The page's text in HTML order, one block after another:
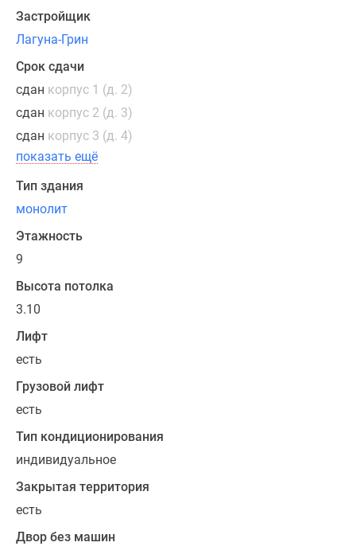
на
км
автомагистрали
«Балтия»,
возле
Бузланово,
в
11
МКАД.
монолитных
зданиях
запроектированы
разных
типов:
от
однокомнатных
до
просторных
четырёхкомнатных
двухуровневых
Застройщик
Лагуна-Грин
Срок сдачи
сдан корпус 1 (д. 2)
сдан корпус 2 (д. 3)
сдан корпус 3 (д. 4)
показать ещё
Тип здания
монолит
Этажность
9
Высота потолка
3.10
Лифт
есть
Грузовой лифт
есть
Тип кондиционирования
индивидуальное
Закрытая территория
есть
Двор без машин